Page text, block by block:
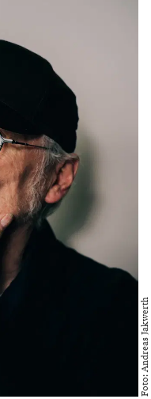
Foto: Andreas Jakwerth